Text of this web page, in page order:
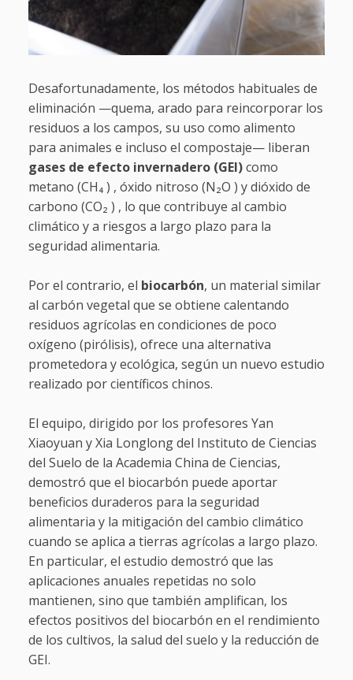
Desafortunadamente, los métodos habituales de
eliminación —quema, arado para reincorporar los
residuos a los campos, su uso como alimento
para animales e incluso el compostaje— liberan
gases de efecto invernadero (GEI)como
metano (CH₄ ) , óxido nitroso (N₂O ) y dióxido de
carbono (CO₂ ) , lo que contribuye al cambio
climático y a riesgos a largo plazo para la
seguridad alimentaria.
Por el contrario, el biocarbón, un material similar
al carbón vegetal que se obtiene calentando
residuos agrícolas en condiciones de poco
oxígeno (pirólisis), ofrece una alternativa
prometedora y ecológica, según un nuevo estudio
realizado por científicos chinos.
El equipo, dirigido por los profesores Yan
Xiaoyuan y Xia Longlong del Instituto de Ciencias
del Suelo de la Academia China de Ciencias,
demostró que el biocarbón puede aportar
beneficios duraderos para la seguridad
alimentaria y la mitigación del cambio climático
cuando se aplica a tierras agrícolas a largo plazo.
En particular, el estudio demostró que las
aplicaciones anuales repetidas no solo
mantienen, sino que también amplifican, los
efectos positivos del biocarbón en el rendimiento
de los cultivos, la salud del suelo y la reducción de
GEI.